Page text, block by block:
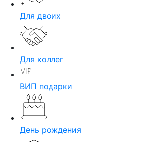
Для двоих
Для коллег
ВИП подарки
День рождения